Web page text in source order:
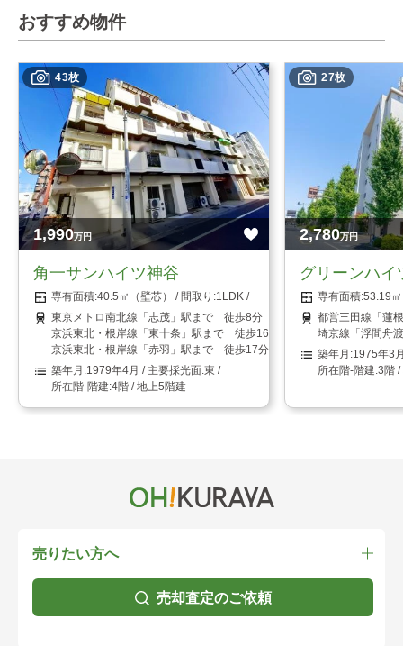
おすすめ物件
43枚
1,990万円
角一サンハイツ神谷
40.5㎡（壁芯）
1LDK
東京メトロ南北線「志茂」駅まで 徒歩8分
京浜東北・根岸線「東十条」駅まで 徒歩16分
京浜東北・根岸線「赤羽」駅まで 徒歩17分
1979年4月
東
4階 / 地上5階建
27枚
2,780万円
グリーンハイ
53.19
都営三田線「蓮
埼京線「浮間舟
1975年3
3階 /
売りたい方へ
売却査定のご依頼